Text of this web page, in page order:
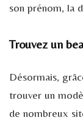
son prénom, la
Trouvez un
Désormais,
trouver un
de nombreux